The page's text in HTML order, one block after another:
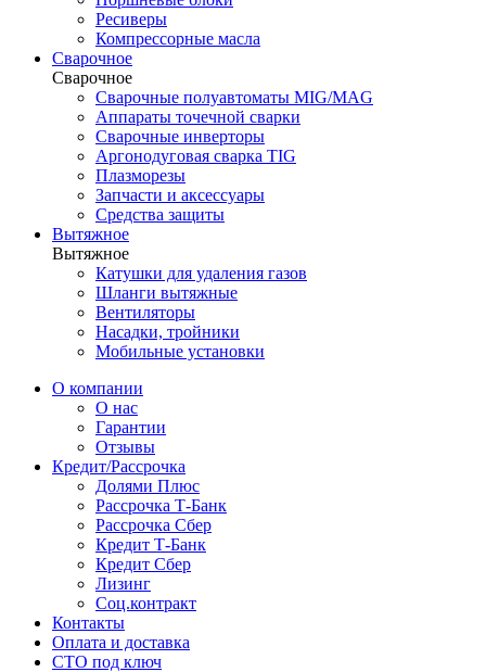
Ресиверы
Компрессорные масла
Сварочное
Сварочное
Сварочные полуавтоматы MIG/MAG
Аппараты точечной сварки
Сварочные инверторы
Аргонодуговая сварка TIG
Плазморезы
Запчасти и аксессуары
Средства защиты
Вытяжное
Вытяжное
Катушки для удаления газов
Шланги вытяжные
Вентиляторы
Насадки, тройники
Мобильные установки
О компании
О нас
Гарантии
Отзывы
Кредит/Рассрочка
Долями Плюс
Рассрочка Т-Банк
Рассрочка Сбер
Кредит Т-Банк
Кредит Сбер
Лизинг
Соц.контракт
Контакты
Оплата и доставка
СТО под ключ